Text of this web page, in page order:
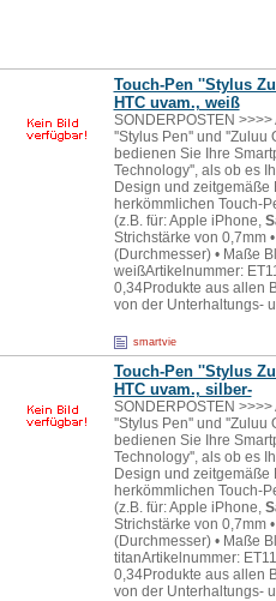
Touch-Pen ''Stylus
HTC uvam., weiß
SONDERPOSTEN
''Stylus Pen'' und ''Zuluu
bedienen Sie Ihre
Technology'', als ob es
Design und zeitgemäße
herkömmlichen Touch-
(z.B. für: Apple iPhone,
Strichstärke von 0,7mm
(Durchmesser) • Maße
weißArtikelnummer:
0,34Produkte aus allen
von der Unterhaltungs-
smartvie
Touch-Pen ''Stylus
HTC uvam., silber-
SONDERPOSTEN
''Stylus Pen'' und ''Zuluu
bedienen Sie Ihre
Technology'', als ob es
Design und zeitgemäße
herkömmlichen Touch-
(z.B. für: Apple iPhone,
Strichstärke von 0,7mm
(Durchmesser) • Maße
titanArtikelnummer:
0,34Produkte aus allen
von der Unterhaltungs-